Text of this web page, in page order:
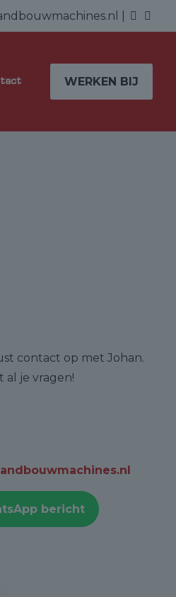
WERKEN BIJ
contact op met Johan.
al je vragen!
bericht